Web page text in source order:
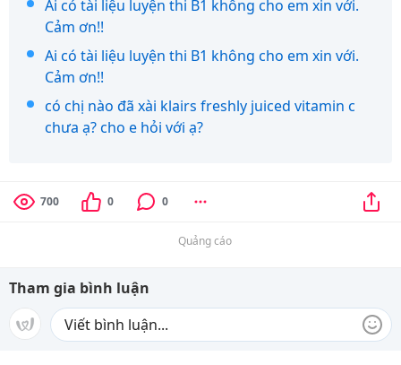
Ai có tài liệu luyện thi B1 không cho em xin với.
Cảm ơn!!
Ai có tài liệu luyện thi B1 không cho em xin với.
Cảm ơn!!
có chị nào đã xài klairs freshly juiced vitamin c
chưa ạ? cho e hỏi với ạ?
700 0 0
Quảng cáo
Tham gia bình luận